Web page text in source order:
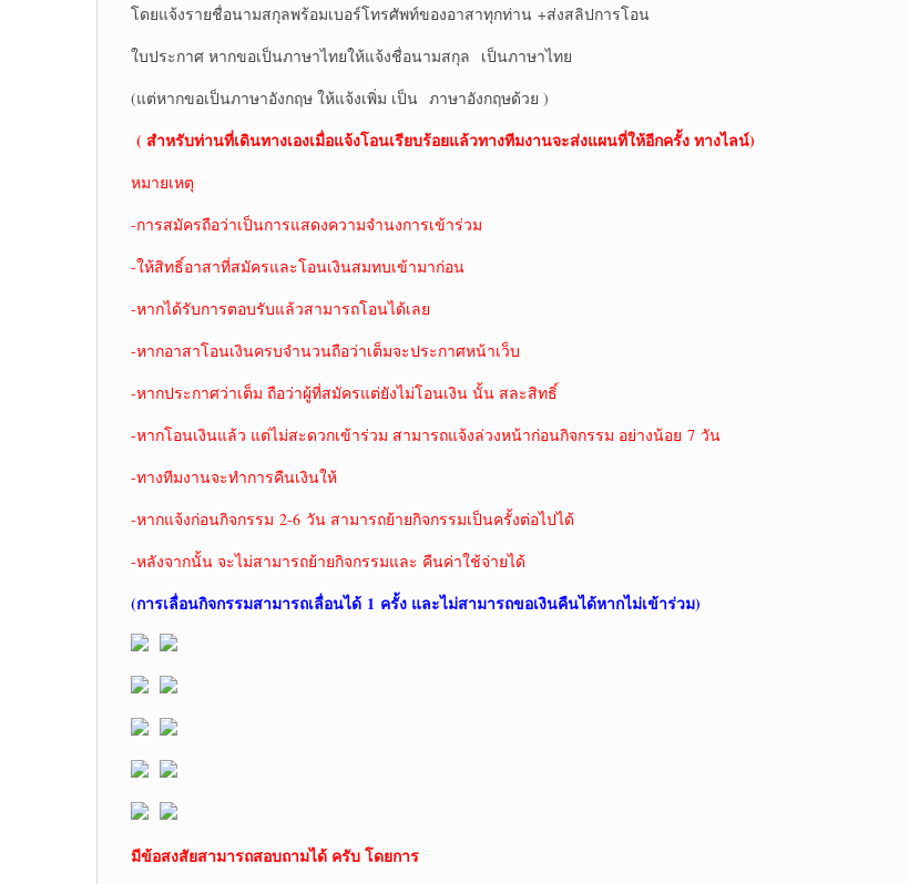
โดยแจ้งรายชื่อนามสกุลพร้อมเบอร์โทรศัพท์ของอาสาทุกท่าน +ส่งสลิปการโอน
ใบประกาศ หากขอเป็นภาษาไทยให้แจ้งชื่อนามสกุล เป็นภาษาไทย
(แต่หากขอเป็นภาษาอังกฤษ ให้แจ้งเพิ่ม เป็น ภาษาอังกฤษด้วย )
( สำหรับท่านที่เดินทางเองเมื่อแจ้งโอนเรียบร้อยแล้วทางทีมงานจะส่งแผนที่ให้อีกครั้ง ทางไลน์)
หมายเหตุ
-การสมัครถือว่าเป็นการแสดงความจำนงการเข้าร่วม
-ให้สิทธิ์อาสาที่สมัครและโอนเงินสมทบเข้ามาก่อน
-หากได้รับการตอบรับแล้วสามารถโอนได้เลย
-หากอาสาโอนเงินครบจำนวนถือว่าเต็มจะประกาศหน้าเว็บ
-หากประกาศว่าเต็ม ถือว่าผู้ที่สมัครแต่ยังไม่โอนเงิน นั้น สละสิทธิ์
-หากโอนเงินแล้ว แต่ไม่สะดวกเข้าร่วม สามารถแจ้งล่วงหน้าก่อนกิจกรรม อย่างน้อย 7 วัน
-ทางทีมงานจะทำการคืนเงินให้
-หากแจ้งก่อนกิจกรรม 2-6 วัน สามารถย้ายกิจกรรมเป็นครั้งต่อไปได้
-หลังจากนั้น จะไม่สามารถย้ายกิจกรรมและ คืนค่าใช้จ่ายได้
(การเลื่อนกิจกรรมสามารถเลื่อนได้ 1 ครั้ง และไม่สามารถขอเงินคืนได้หากไม่เข้าร่วม)
มีข้อสงสัยสามารถสอบถามได้ ครับ โดยการ